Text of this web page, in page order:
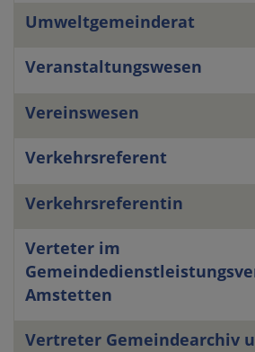
Umweltgemeinderat
Veranstaltungswesen
Vereinswesen
Verkehrsreferent
Verkehrsreferentin
Verteter im
Amstetten
Vertreter Gemeindearchiv